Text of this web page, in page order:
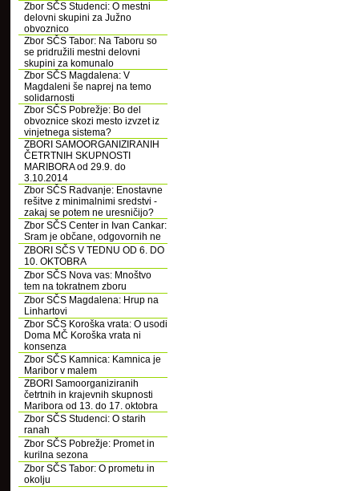
Zbor SČS Studenci: O mestni
delovni skupini za Južno
obvoznico
Zbor SČS Tabor: Na Taboru so
se pridružili mestni delovni
skupini za komunalo
Zbor SČS Magdalena: V
Magdaleni še naprej na temo
solidarnosti
Zbor SČS Pobrežje: Bo del
obvoznice skozi mesto izvzet iz
vinjetnega sistema?
ZBORI SAMOORGANIZIRANIH
ČETRTNIH SKUPNOSTI
MARIBORA od 29.9. do
3.10.2014
Zbor SČS Radvanje: Enostavne
rešitve z minimalnimi sredstvi -
zakaj se potem ne uresničijo?
Zbor SČS Center in Ivan Cankar:
Sram je občane, odgovornih ne
ZBORI SČS V TEDNU OD 6. DO
10. OKTOBRA
Zbor SČS Nova vas: Mnoštvo
tem na tokratnem zboru
Zbor SČS Magdalena: Hrup na
Linhartovi
Zbor SČS Koroška vrata: O usodi
Doma MČ Koroška vrata ni
konsenza
Zbor SČS Kamnica: Kamnica je
Maribor v malem
ZBORI Samoorganiziranih
četrtnih in krajevnih skupnosti
Maribora od 13. do 17. oktobra
Zbor SČS Studenci: O starih
ranah
Zbor SČS Pobrežje: Promet in
kurilna sezona
Zbor SČS Tabor: O prometu in
okolju